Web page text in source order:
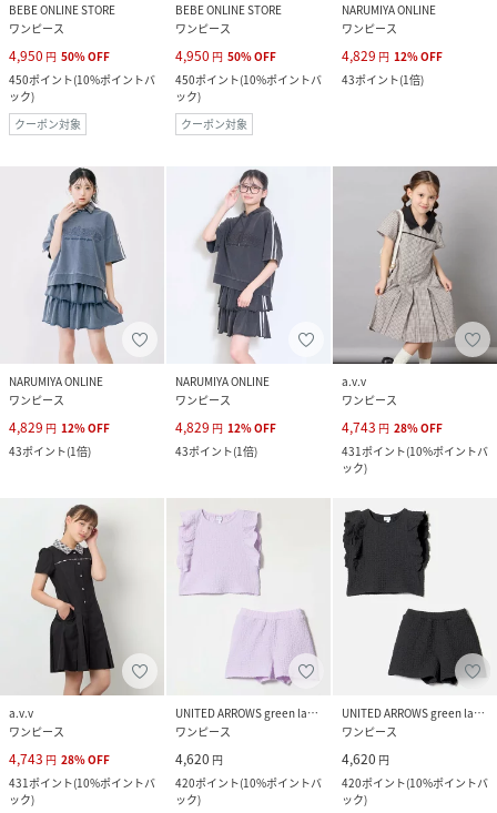
BEBE ONLINE STORE
ワンピース
4,950 円 50%OFF
450ポイント(10%ポイントバ
ック)
クーポン対象
BEBE ONLINE STORE
ワンピース
4,950 円 50%OFF
450ポイント(10%ポイントバ
ック)
クーポン対象
NARUMIYA ONLINE
ワンピース
4,829 円 12%OFF
43ポイント(1倍)
NARUMIYA ONLINE
ワンピース
4,829 円 12%OFF
43ポイント(1倍)
NARUMIYA ONLINE
ワンピース
4,829 円 12%OFF
43ポイント(1倍)
a.v.v
ワンピース
4,743 円 28%OFF
431ポイント(10%ポイントバ
ック)
a.v.v
ワンピース
4,743 円 28%OFF
431ポイント(10%ポイントバ
ック)
UNITED ARROWS green label relaxing
ワンピース
4,620 円
420ポイント(10%ポイントバ
ック)
UNITED ARROWS green label relaxing
ワンピース
4,620 円
420ポイント(10%ポイントバ
ック)